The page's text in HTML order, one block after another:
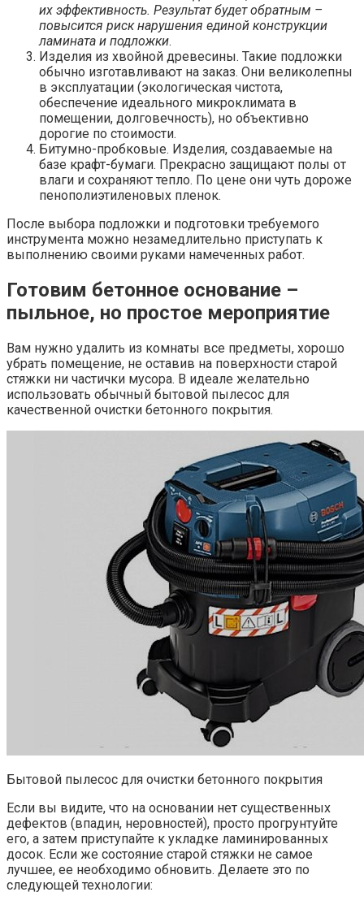
их эффективность. Результат будет обратным –
повысится риск нарушения единой конструкции
ламината и подложки.
Изделия из хвойной древесины. Такие подложки
обычно изготавливают на заказ. Они великолепны
в эксплуатации (экологическая чистота,
обеспечение идеального микроклимата в
помещении, долговечность), но объективно
дорогие по стоимости.
Битумно-пробковые. Изделия, создаваемые на
базе крафт-бумаги. Прекрасно защищают полы от
влаги и сохраняют тепло. По цене они чуть дороже
пенополиэтиленовых пленок.
После выбора подложки и подготовки требуемого
инструмента можно незамедлительно приступать к
выполнению своими руками намеченных работ.
Готовим бетонное основание –
пыльное, но простое мероприятие
Вам нужно удалить из комнаты все предметы, хорошо
убрать помещение, не оставив на поверхности старой
стяжки ни частички мусора. В идеале желательно
использовать обычный бытовой пылесос для
качественной очистки бетонного покрытия.
Бытовой пылесос для очистки бетонного покрытия
Если вы видите, что на основании нет существенных
дефектов (впадин, неровностей), просто прогрунтуйте
его, а затем приступайте к укладке ламинированных
досок. Если же состояние старой стяжки не самое
лучшее, ее необходимо обновить. Делаете это по
следующей технологии: